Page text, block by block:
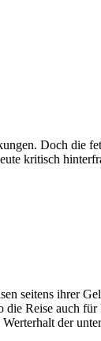
Doch die
kritisch
seitens ihrer
Reise auch für
der